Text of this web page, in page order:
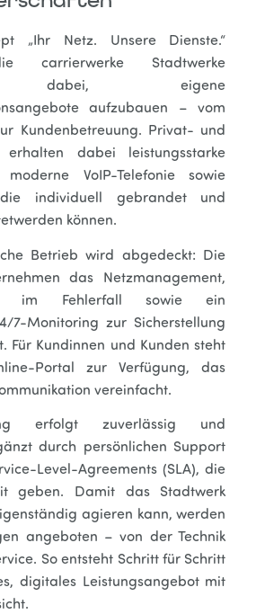
„Ihr Netz. Unsere Dienste.“
carrierwerke Stadtwerke
dabei, eigene
aufzubauen – vom
Kundenbetreuung. Privat- und
erhalten dabei leistungsstarke
moderne VoIP-Telefonie sowie
die individuell gebrandet und
können.
Betrieb wird abgedeckt: Die
das Netzmanagement,
im Fehlerfall sowie ein
7-Monitoring zur Sicherstellung
Für Kundinnen und Kunden steht
Portal zur Verfügung, das
vereinfacht.
erfolgt zuverlässig und
durch persönlichen Support
Level-Agreements (SLA), die
geben. Damit das Stadtwerk
agieren kann, werden
angeboten – von der Technik
So entsteht Schritt für Schritt
digitales Leistungsangebot mit